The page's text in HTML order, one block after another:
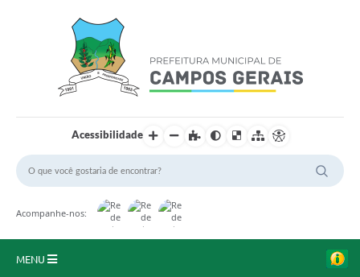
Acessibilidade
Acompanhe-nos:
MENU